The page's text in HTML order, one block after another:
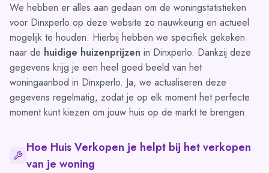
We hebben er alles aan gedaan om de woningstatistieken
voor Dinxperlo op deze website zo nauwkeurig en actueel
mogelijk te houden. Hierbij hebben we specifiek gekeken
naar de huidige huizenprijzen in Dinxperlo. Dankzij deze
gegevens krijg je een heel goed beeld van het
woningaanbod in Dinxperlo. Ja, we actualiseren deze
gegevens regelmatig, zodat je op elk moment het perfecte
moment kunt kiezen om jouw huis op de markt te brengen.
Hoe Huis Verkopen je helpt bij het verkopen
van je woning